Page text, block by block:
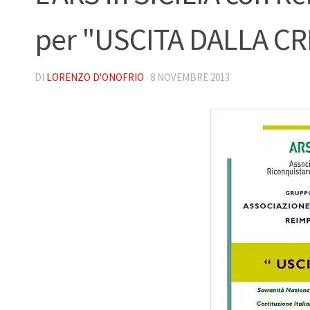
per "USCITA DALLA
DI LORENZO D'ONOFRIO · 8 NOVEMBRE 2013